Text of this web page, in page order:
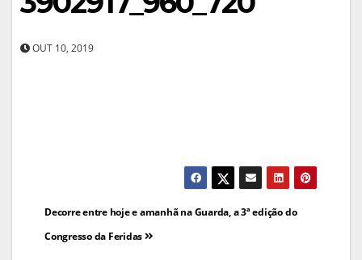
OUT 10, 2019
Navegação
de
Decorre entre hoje e amanhã na Guarda, a 3ª edição do
Congresso da Feridas